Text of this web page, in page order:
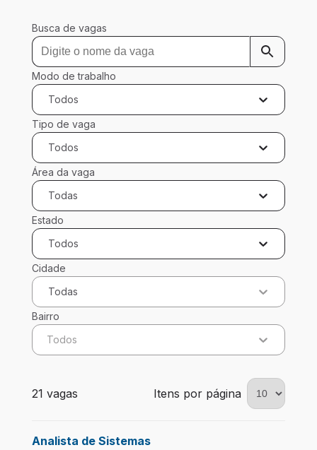
Busca de vagas
Modo de trabalho
Todos
Tipo de vaga
Todos
Área da vaga
Todas
Estado
Todos
Cidade
Todas
Bairro
Todos
21 vagas encontradas para 0 filtros aplicados
21 vagas Itens por página
Analista de Sistemas